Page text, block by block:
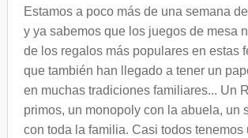
Estamos a poco más de una semana
y ya sabemos que los juegos de mesa
de los regalos más populares en estas
que también han llegado a tener un
en muchas tradiciones familiares... Un
primos, un monopoly con la abuela, un
con toda la familia. Casi todos tenemos